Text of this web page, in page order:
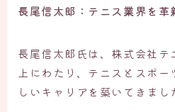
長尾信太郎：テニス業界を
長尾信太郎氏は、株式会社
上にわたり、テニスとスポ
しいキャリアを築いてきまし